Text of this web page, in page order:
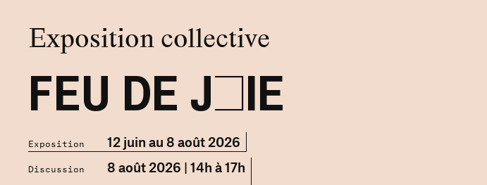
FEU DE JOIE
Exposition collective
Exposition 12 juin au 8 août 2026
Discussion 8 août 2026 | 14h à 17h